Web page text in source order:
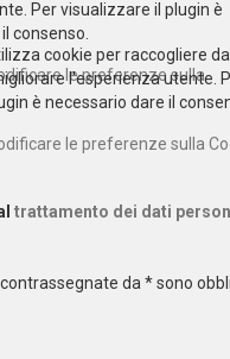
Per visualizzare il plugin è
consenso.
le preferenze sulla
cookie per raccogliere
l'esperienza utente.
è necessario dare il
le preferenze sulla
trattamento dei dati
da * sono